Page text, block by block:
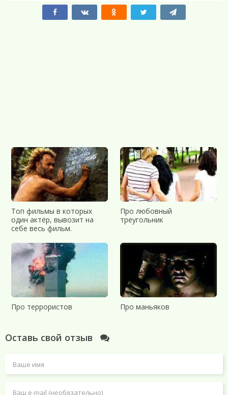
Топ фильмы в которых
один актёр, вывозит на
себе весь фильм.
Про любовный
треугольник
Про террористов Про маньяков
Оставь свой отзыв